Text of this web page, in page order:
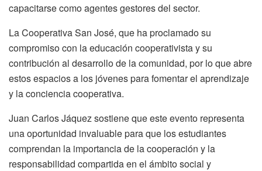
capacitarse como agentes gestores del sector.
La Cooperativa San José, que ha proclamado su
compromiso con la educación cooperativista y su
contribución al desarrollo de la comunidad, por lo que abre
estos espacios a los jóvenes para fomentar el aprendizaje
y la conciencia cooperativa.
Juan Carlos Jáquez sostiene que este evento representa
una oportunidad invaluable para que los estudiantes
comprendan la importancia de la cooperación y la
responsabilidad compartida en el ámbito social y